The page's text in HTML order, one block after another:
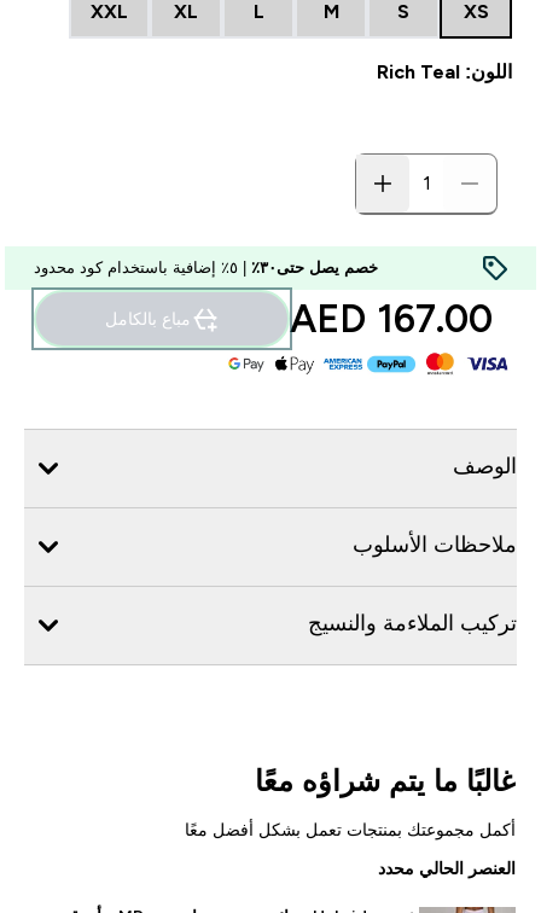
XS
S
M
L
XL
XXL
اللون: Rich Teal
خصم يصل حتى٣٠٪
167.00 AED‎ مباع بالكامل
الوصف
ملاحظات الأسلوب
تركيب الملاءمة والنسيج
غالبًا ما يتم شراؤه معًا
أكمل مجموعتك بمنتجات تعمل بشكل أفضل معًا
العنصر الحالي محدد